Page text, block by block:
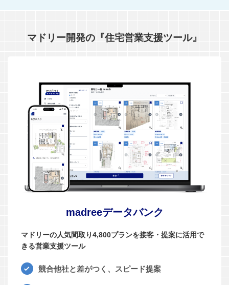
マドリー開発の『住宅営業支援ツール』
madreeデータバンク
マドリーの人気間取り4,800プランを接客・提案に活用で
きる営業支援ツール
競合他社と差がつく、スピード提案